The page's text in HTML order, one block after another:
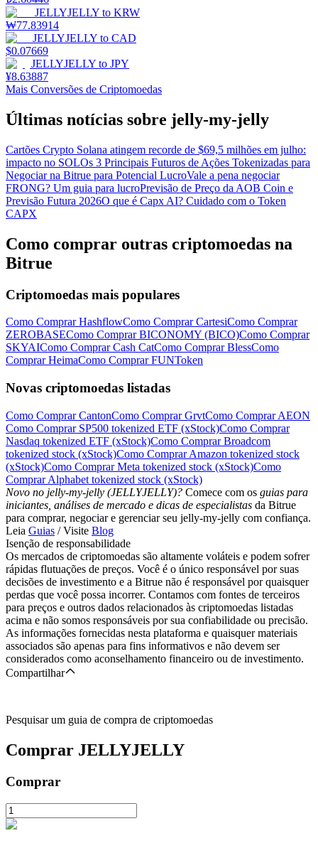
JELLYJELLY to KRW
₩77.83914
JELLYJELLY to CAD
$0.07669
JELLYJELLY to JPY
¥8.63887
Mais Conversões de Criptomoedas
Últimas notícias sobre jelly-my-jelly
Cartões Crypto Solana atingem recorde de $69,5 milhões em julho:
impacto no SOLOs 3 Principais Futuros de Ações Tokenizadas para
Negociar na Bitrue para Potencial LucroVale a pena negociar
FRONG? Um guia para lucroPrevisão de Preço da AOB Coin e
Previsão Futura 2026O que é Capx AI? Cuidado com o Token
CAPX
Como comprar outras criptomoedas na
Bitrue
Criptomoedas mais populares
Como Comprar HashflowComo Comprar CartesiComo Comprar
ZEROBASEComo Comprar BICONOMY (BICO)Como Comprar
SKYAIComo Comprar Cash CatComo Comprar BlessComo
Comprar HeimaComo Comprar FUNToken
Novas criptomoedas listadas
Como Comprar CantonComo Comprar GrvtComo Comprar AEON
Como Comprar SP500 tokenized ETF (xStock)Como Comprar
Nasdaq tokenized ETF (xStock)Como Comprar Broadcom
tokenized stock (xStock)Como Comprar Amazon tokenized stock
(xStock)Como Comprar Meta tokenized stock (xStock)Como
Comprar Alphabet tokenized stock (xStock)
Novo no jelly-my-jelly (JELLYJELLY)? Comece com os guias para
iniciantes, análises de mercado e dicas de especialistas da Bitrue
para comprar, negociar e gerenciar seu jelly-my-jelly com confiança.
Leia Guias / Visite Blog
Isenção de responsabilidade
Os mercados de criptomoedas são altamente voláteis e podem sofrer
rápidas flutuações de preços. Você é o único responsável por suas
decisões de investimento e a Bitrue não é responsável por quaisquer
perdas que você possa incorrer. Contamos com fontes de terceiros
para preços e outros dados relacionados às criptomoedas listadas
acima e não somos responsáveis por sua confiabilidade ou precisão.
As informações fornecidas nesta plataforma e quaisquer materiais
associados são apenas para fins informativos e não devem ser
considerados como aconselhamento financeiro ou de investimento.
Compartilhar
Pesquisar um guia de compra de criptomoedas
Comprar JELLYJELLY
Comprar